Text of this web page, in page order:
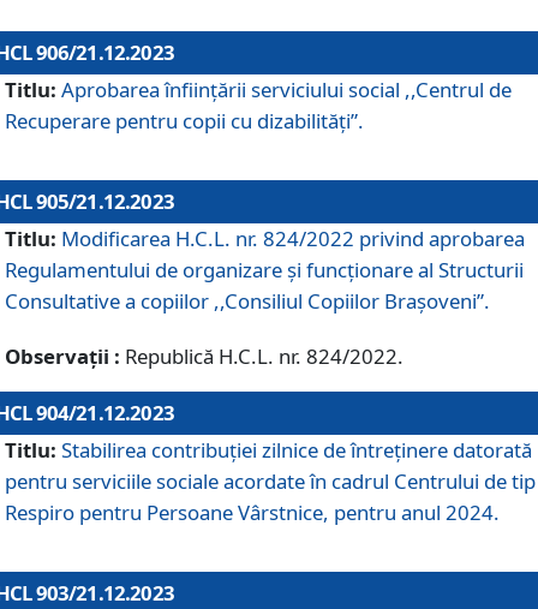
906/21.12.2023
Titlu: Aprobarea înființării serviciului social ,,Centrul de
Recuperare pentru copii cu dizabilități”.
905/21.12.2023
Titlu: Modificarea H.C.L. nr. 824/2022 privind aprobarea
Regulamentului de organizare şi funcţionare al Structurii
Consultative a copiilor ,,Consiliul Copiilor Braşoveni”.
Observații : Republică H.C.L. nr. 824/2022.
904/21.12.2023
Titlu: Stabilirea contribuţiei zilnice de întreținere datorată
pentru serviciile sociale acordate în cadrul Centrului de tip
Respiro pentru Persoane Vârstnice, pentru anul 2024.
903/21.12.2023